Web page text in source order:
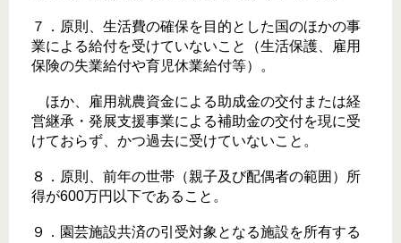
７．原則、生活費の確保を目的とした国のほかの事
業による給付を受けていないこと（生活保護、雇用
保険の失業給付や育児休業給付等）。
ほか、雇用就農資金による助成金の交付または経
営継承・発展支援事業による補助金の交付を現に受
けておらず、かつ過去に受けていないこと。
８．原則、前年の世帯（親子及び配偶者の範囲）所
得が600万円以下であること。
９．園芸施設共済の引受対象となる施設を所有する